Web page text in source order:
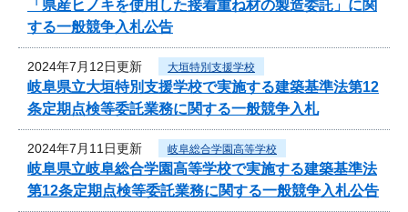
「県産ヒノキを使用した接着重ね材の製造委託」に関
する一般競争入札公告
2024年7月12日更新 大垣特別支援学校
岐阜県立大垣特別支援学校で実施する建築基準法第12
条定期点検等委託業務に関する一般競争入札
2024年7月11日更新 岐阜総合学園高等学校
岐阜県立岐阜総合学園高等学校で実施する建築基準法
第12条定期点検等委託業務に関する一般競争入札公告